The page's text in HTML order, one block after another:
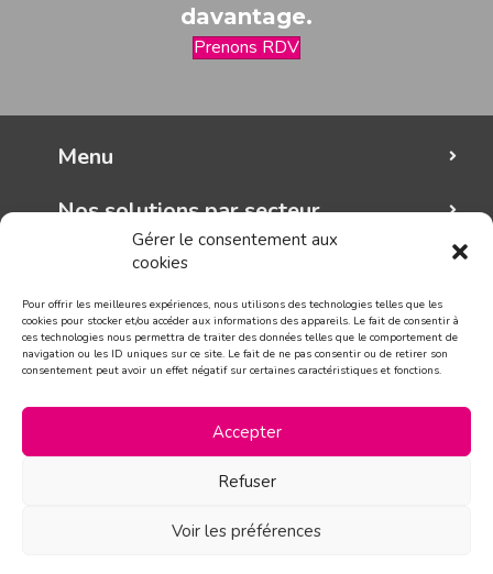
Gérer le consentement aux
cookies
Pour offrir les meilleures expériences, nous utilisons des technologies telles que les
cookies pour stocker et/ou accéder aux informations des appareils. Le fait de consentir à
ces technologies nous permettra de traiter des données telles que le comportement de
navigation ou les ID uniques sur ce site. Le fait de ne pas consentir ou de retirer son
consentement peut avoir un effet négatif sur certaines caractéristiques et fonctions.
Accepter
Refuser
Voir les préférences
davantage.
Prenons RDV
Menu
Nos solutions par secteur
Mungo graphic
Suivez-nous!
CONTACT